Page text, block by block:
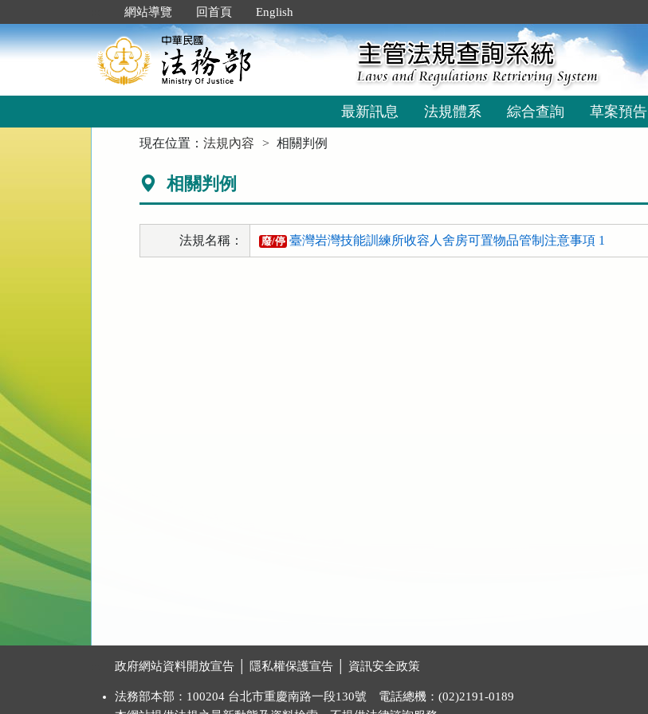
到
主
要
網站導覽 回首頁 English
最新訊息 法規體系 綜合查詢 草案預告
現在位置：法規內容 相關判例
相關判例
法規名稱： 廢/停 臺灣岩灣技能訓練所收容人舍房可置物品管制注意事項 1
政府網站資料開放宣告 隱私權保護宣告 資訊安全政策
法務部本部：100204 台北市重慶南路一段130號 電話總機：(02)2191-0189